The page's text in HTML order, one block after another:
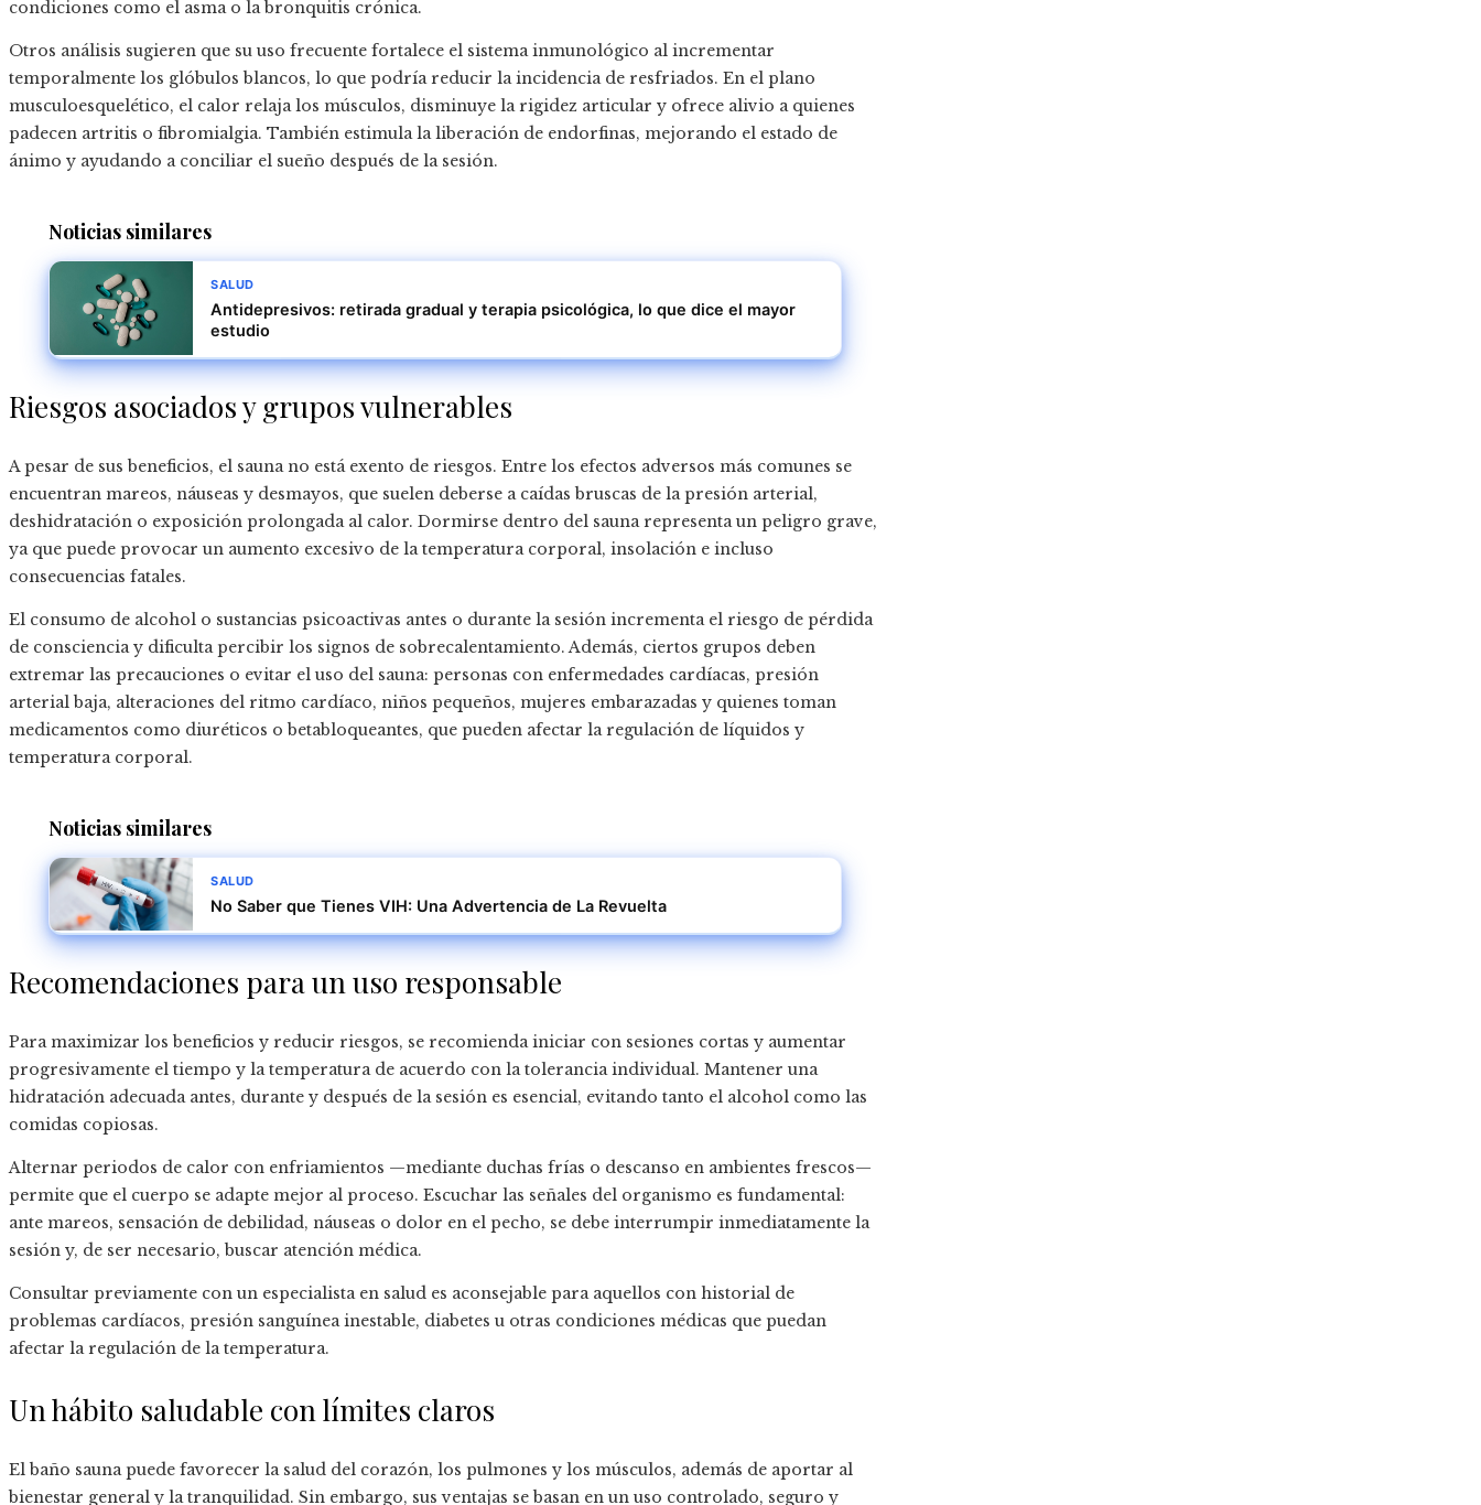
condiciones como el asma o la bronquitis crónica.
Otros análisis sugieren que su uso frecuente fortalece el sistema inmunológico al incrementar
temporalmente los glóbulos blancos, lo que podría reducir la incidencia de resfriados. En el plano
musculoesquelético, el calor relaja los músculos, disminuye la rigidez articular y ofrece alivio a quienes
padecen artritis o fibromialgia. También estimula la liberación de endorfinas, mejorando el estado de
ánimo y ayudando a conciliar el sueño después de la sesión.
Noticias similares
SALUD
Antidepresivos: retirada gradual y terapia psicológica, lo que dice el mayor
estudio
Riesgos asociados y grupos vulnerables
A pesar de sus beneficios, el sauna no está exento de riesgos. Entre los efectos adversos más comunes se
encuentran mareos, náuseas y desmayos, que suelen deberse a caídas bruscas de la presión arterial,
deshidratación o exposición prolongada al calor. Dormirse dentro del sauna representa un peligro grave,
ya que puede provocar un aumento excesivo de la temperatura corporal, insolación e incluso
consecuencias fatales.
El consumo de alcohol o sustancias psicoactivas antes o durante la sesión incrementa el riesgo de pérdida
de consciencia y dificulta percibir los signos de sobrecalentamiento. Además, ciertos grupos deben
extremar las precauciones o evitar el uso del sauna: personas con enfermedades cardíacas, presión
arterial baja, alteraciones del ritmo cardíaco, niños pequeños, mujeres embarazadas y quienes toman
medicamentos como diuréticos o betabloqueantes, que pueden afectar la regulación de líquidos y
temperatura corporal.
Noticias similares
SALUD
No Saber que Tienes VIH: Una Advertencia de La Revuelta
Recomendaciones para un uso responsable
Para maximizar los beneficios y reducir riesgos, se recomienda iniciar con sesiones cortas y aumentar
progresivamente el tiempo y la temperatura de acuerdo con la tolerancia individual. Mantener una
hidratación adecuada antes, durante y después de la sesión es esencial, evitando tanto el alcohol como las
comidas copiosas.
Alternar periodos de calor con enfriamientos —mediante duchas frías o descanso en ambientes frescos—
permite que el cuerpo se adapte mejor al proceso. Escuchar las señales del organismo es fundamental:
ante mareos, sensación de debilidad, náuseas o dolor en el pecho, se debe interrumpir inmediatamente la
sesión y, de ser necesario, buscar atención médica.
Consultar previamente con un especialista en salud es aconsejable para aquellos con historial de
problemas cardíacos, presión sanguínea inestable, diabetes u otras condiciones médicas que puedan
afectar la regulación de la temperatura.
Un hábito saludable con límites claros
El baño sauna puede favorecer la salud del corazón, los pulmones y los músculos, además de aportar al
bienestar general y la tranquilidad. Sin embargo, sus ventajas se basan en un uso controlado, seguro y